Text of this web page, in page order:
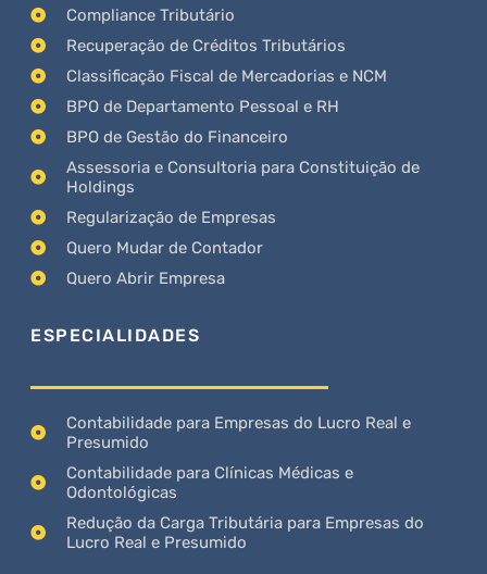
Compliance Tributário
Recuperação de Créditos Tributários
Classificação Fiscal de Mercadorias e NCM
BPO de Departamento Pessoal e RH
BPO de Gestão do Financeiro
Assessoria e Consultoria para Constituição de
Holdings
Regularização de Empresas
Quero Mudar de Contador
Quero Abrir Empresa
ESPECIALIDADES
Contabilidade para Empresas do Lucro Real e
Presumido
Contabilidade para Clínicas Médicas e
Odontológicas
Redução da Carga Tributária para Empresas do
Lucro Real e Presumido